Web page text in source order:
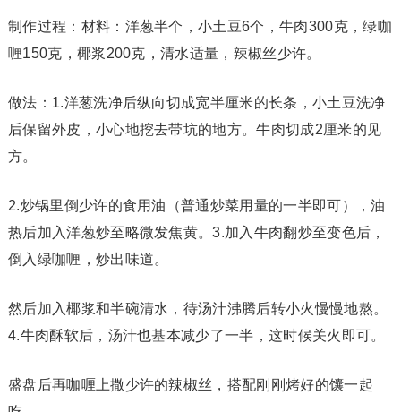
制作过程：材料：洋葱半个，小土豆6个，牛肉300克，绿咖
喱150克，椰浆200克，清水适量，辣椒丝少许。
做法：1.洋葱洗净后纵向切成宽半厘米的长条，小土豆洗净
后保留外皮，小心地挖去带坑的地方。牛肉切成2厘米的见
方。
2.炒锅里倒少许的食用油（普通炒菜用量的一半即可），油
热后加入洋葱炒至略微发焦黄。3.加入牛肉翻炒至变色后，
倒入绿咖喱，炒出味道。
然后加入椰浆和半碗清水，待汤汁沸腾后转小火慢慢地熬。
4.牛肉酥软后，汤汁也基本减少了一半，这时候关火即可。
盛盘后再咖喱上撒少许的辣椒丝，搭配刚刚烤好的馕一起